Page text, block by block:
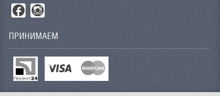
ПРИНИМАЕМ